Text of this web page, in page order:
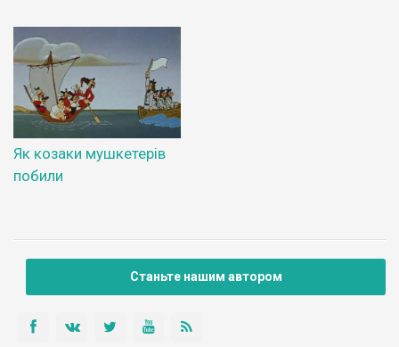
Як козаки мушкетерів
побили
Станьте нашим автором